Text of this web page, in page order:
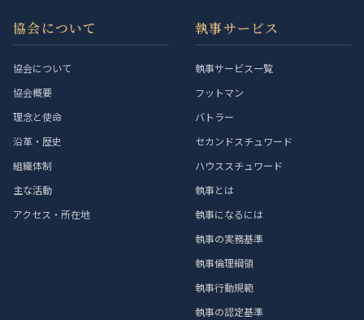
協会について
協会について
協会概要
理念と使命
沿革・歴史
組織体制
主な活動
アクセス・所在地
執事サービス
執事サービス一覧
フットマン
バトラー
セカンドスチュワード
ハウススチュワード
執事とは
執事になるには
執事の実務基準
執事倫理綱領
執事行動規範
執事の認定基準